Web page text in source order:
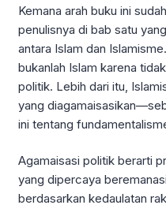
Kemana arah buku ini
penulisnya di bab satu
antara Islam dan
bukanlah Islam karena
politik. Lebih dari itu,
yang
ini tentang
Agamaisasi politik berarti
yang dipercaya
berdasarkan kedaulatan